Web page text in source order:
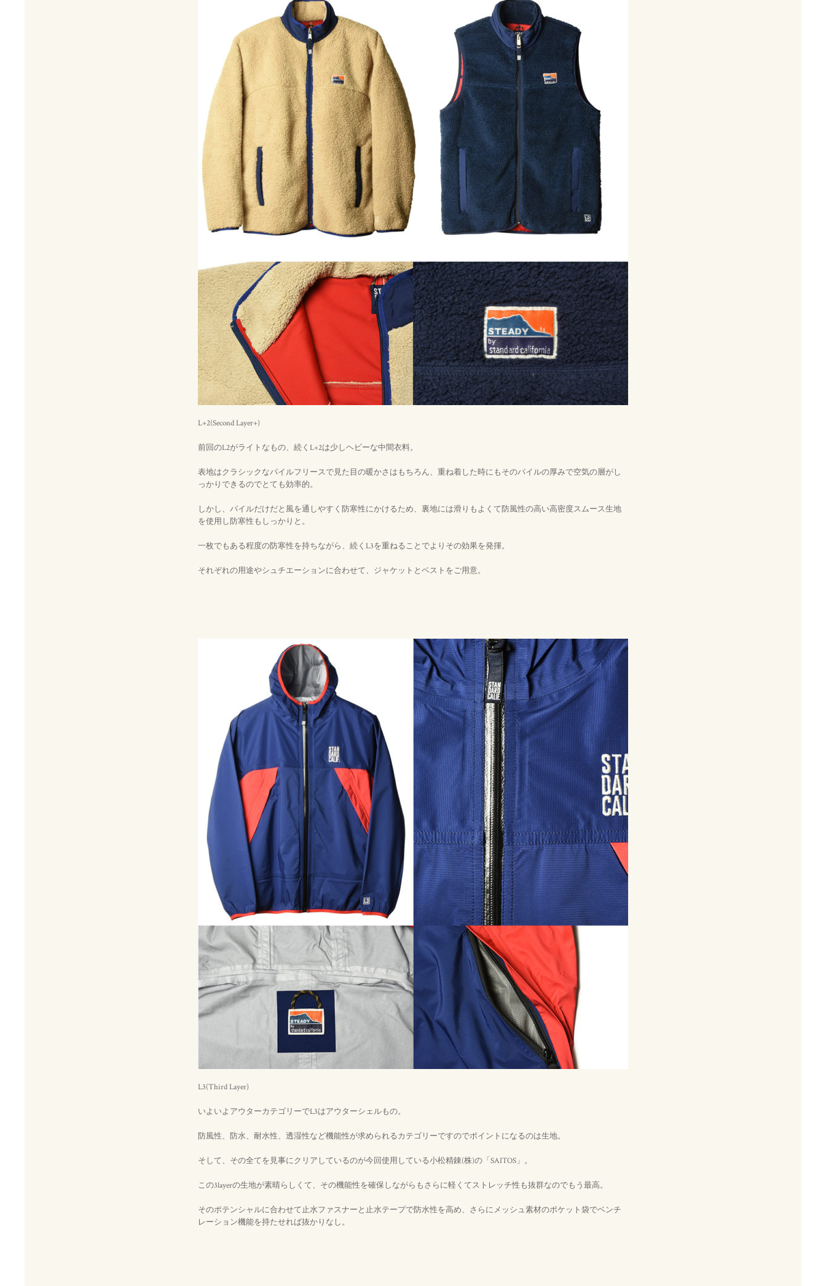
L+2(Second Layer+)
前回のL2がライトなもの、続くL+2は少しヘビーな中間衣料。
表地はクラシックなパイルフリースで見た目の暖かさはもちろん、重ね着した時にもそのパイルの厚みで空気の層がし
っかりできるのでとても効率的。
しかし、パイルだけだと風を通しやすく防寒性にかけるため、裏地には滑りもよくて防風性の高い高密度スムース生地
を使用し防寒性もしっかりと。
一枚でもある程度の防寒性を持ちながら、続くL3を重ねることでよりその効果を発揮。
それぞれの用途やシュチエーションに合わせて、ジャケットとベストをご用意。
L3(Third Layer)
いよいよアウターカテゴリーでL3はアウターシェルもの。
防風性、防水、耐水性、透湿性など機能性が求められるカテゴリーですのでポイントになるのは生地。
そして、その全てを見事にクリアしているのが今回使用している小松精錬(株)の「SAITOS」。
この3layerの生地が素晴らしくて、その機能性を確保しながらもさらに軽くてストレッチ性も抜群なのでもう最高。
そのポテンシャルに合わせて止水ファスナーと止水テープで防水性を高め、さらにメッシュ素材のポケット袋でベンチ
レーション機能を持たせれば抜かりなし。